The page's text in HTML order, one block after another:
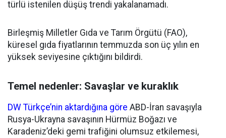
türlü istenilen düşüş trendi yakalanamadı.
Birleşmiş Milletler Gıda ve Tarım Örgütü (FAO),
küresel gıda fiyatlarının temmuzda son üç yılın en
yüksek seviyesine çıktığını bildirdi.
Temel nedenler: Savaşlar ve kuraklık
DW Türkçe’nin aktardığına göre ABD-İran savaşıyla
Rusya-Ukrayna savaşının Hürmüz Boğazı ve
Karadeniz’deki gemi trafiğini olumsuz etkilemesi,